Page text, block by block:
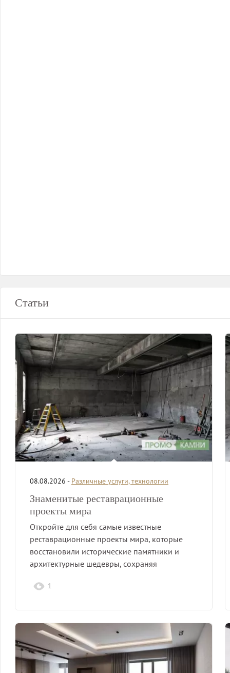
Статьи
08.08.2026 - Различные услуги, технологии
Знаменитые реставрационные
проекты мира
Откройте для себя самые известные
реставрационные проекты мира, которые
восстановили исторические памятники и
архитектурные шедевры, сохраняя
1